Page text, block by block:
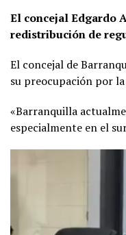
El concejal Edgardo
redistribución de
El concejal de
su preocupación por
«Barranquilla
especialmente en el